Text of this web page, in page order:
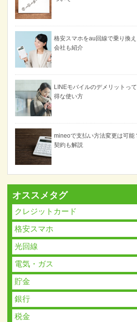
格安スマホをau回線で乗り換
会社も紹介
LINEモバイルのデメリットっ
得な使い方
mineoで支払い方法変更は可能
契約も解説
オススメタグ
クレジットカード
格安スマホ
光回線
電気・ガス
貯金
銀行
税金